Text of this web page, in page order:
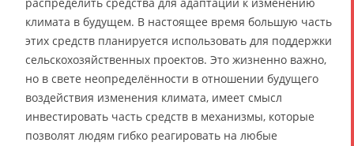
климата в будущем. В настоящее время большую часть
этих средств планируется использовать для поддержки
сельскохозяйственных проектов. Это жизненно важно,
но в свете неопределённости в отношении будущего
воздействия изменения климата, имеет смысл
инвестировать часть средств в механизмы, которые
позволят людям гибко реагировать на любые